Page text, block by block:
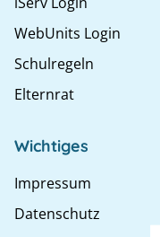
WebUnits Login
Schulregeln
Elternrat
Wichtiges
Impressum
Datenschutz